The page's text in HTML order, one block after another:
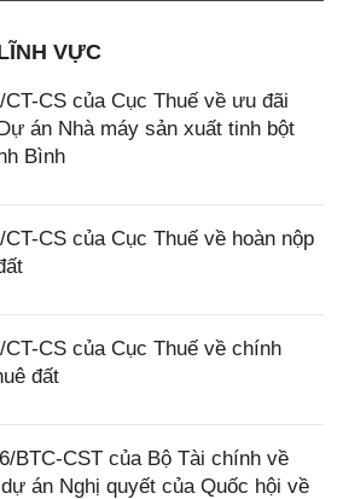
VỰC
CT-CS của Cục Thuế về ưu đãi
án Nhà máy sản xuất tinh bột
Bình
CS của Cục Thuế về hoàn nộp
CT-CS của Cục Thuế về chính
đất
BTC-CST của Bộ Tài chính về
án Nghị quyết của Quốc hội về